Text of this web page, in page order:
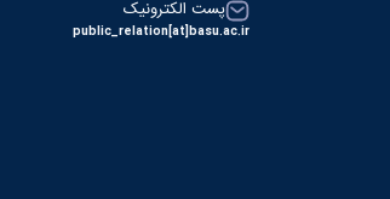
پست الکترونیک
public_relation[at]basu.ac.ir